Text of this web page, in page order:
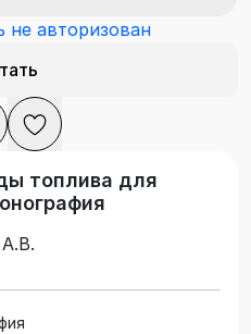
не авторизован
топлива для